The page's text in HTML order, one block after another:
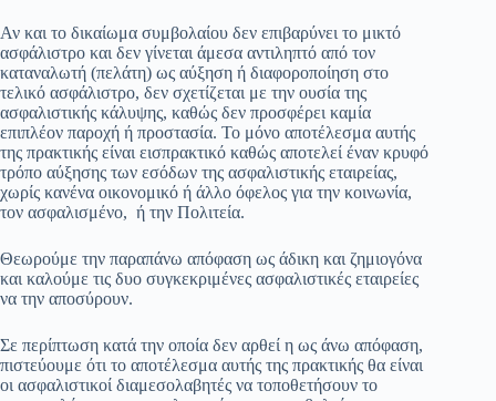
Αν και το δικαίωμα συμβολαίου δεν επιβαρύνει το μικτό
ασφάλιστρο και δεν γίνεται άμεσα αντιληπτό από τον
καταναλωτή (πελάτη) ως αύξηση ή διαφοροποίηση στο
τελικό ασφάλιστρο, δεν σχετίζεται με την ουσία της
ασφαλιστικής κάλυψης, καθώς δεν προσφέρει καμία
επιπλέον παροχή ή προστασία. Το μόνο αποτέλεσμα αυτής
της πρακτικής είναι εισπρακτικό καθώς αποτελεί έναν κρυφό
τρόπο αύξησης των εσόδων της ασφαλιστικής εταιρείας,
χωρίς κανένα οικονομικό ή άλλο όφελος για την κοινωνία,
τον ασφαλισμένο, ή την Πολιτεία.
Θεωρούμε την παραπάνω απόφαση ως άδικη και ζημιογόνα
και καλούμε τις δυο συγκεκριμένες ασφαλιστικές εταιρείες
να την αποσύρουν.
Σε περίπτωση κατά την οποία δεν αρθεί η ως άνω απόφαση,
πιστεύουμε ότι το αποτέλεσμα αυτής της πρακτικής θα είναι
οι ασφαλιστικοί διαμεσολαβητές να τοποθετήσουν το